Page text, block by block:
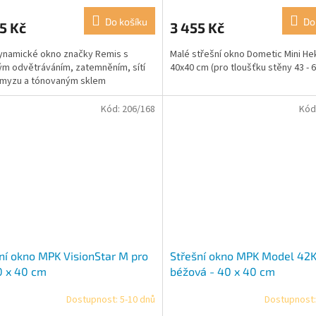
Kč Do košíku
okno značky Remis s
odvětráváním, zatemněním, sítí
a tónovaným sklem
3 455 Kč
Malé střešní okno Dometic Mini
40x40 cm (pro tloušťku stěny 43 -
okno MPK VisionStar M pro
x 40 cm
Dostupnost: 5-10 dnů
Kód: 206/168
Střešní okno MPK Model 42K
béžová - 40 x 40 cm